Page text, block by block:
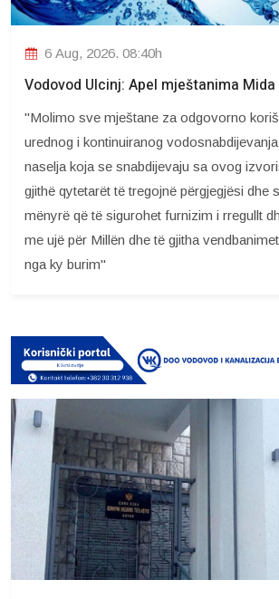
6 Aug, 2026. 08:40h
Vodovod Ulcinj: Apel mještanima Mida
"Molimo sve mještane za odgovorno
urednog i kontinuiranog
naselja koja se snabdijevaju sa ovog
gjithë qytetarët të tregojnë përgjegjësi dhe
mënyrë që të sigurohet furnizim i rregullt
me ujë për Millën dhe të gjitha
nga ky burim"